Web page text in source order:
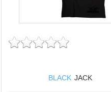
BLACK JACK